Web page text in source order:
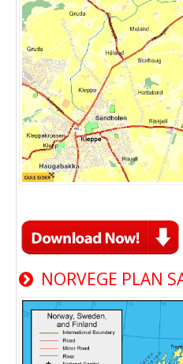
NORVEGE PLAN